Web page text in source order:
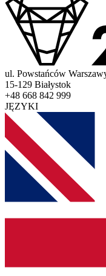
ul. Powstańców
15-129 Białystok
+48 668 842 999
JĘZYKI